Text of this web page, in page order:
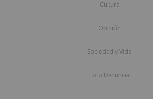
Cultura
Opinión
Sociedad y Vida
Foto Denuncia